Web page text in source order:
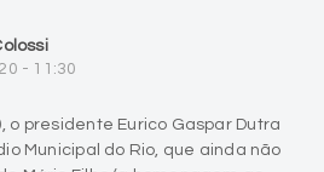
o presidente Eurico Gaspar Dutra
Municipal do Rio, que ainda não
1960) e nem o apelido de
à avenida onde foi erguido).